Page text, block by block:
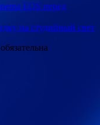
EOS перед
на студийный свет